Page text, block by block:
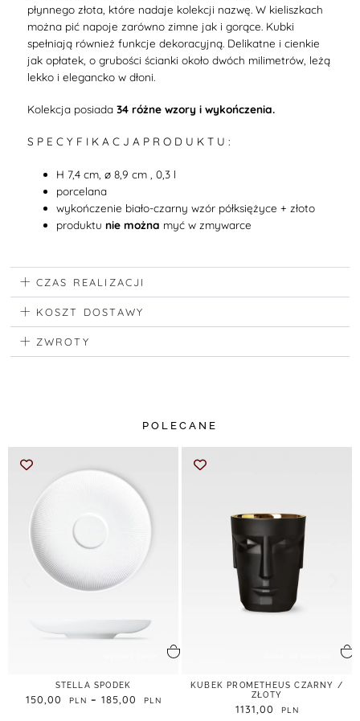
płynnego złota, które nadaje kolekcji nazwę. W kieliszkach
można pić napoje zarówno zimne jak i gorące. Kubki
spełniają również funkcje dekoracyjną. Delikatne i cienkie
jak opłatek, o grubości ścianki około dwóch milimetrów, leżą
lekko i elegancko w dłoni.
Kolekcja posiada 34 różne wzory i wykończenia.
S P E C Y F I K A C J A P R O D U K T U :
H 7,4 cm, ø 8,9 cm , 0,3 l
porcelana
wykończenie biało-czarny wzór półksiężyce + złoto
produktu nie można myć w zmywarce
CZAS REALIZACJI
KOSZT DOSTAWY
ZWROTY
POLECANE
STELLA SPODEK
150,00 – 185,00
KUBEK PROMETHEUS CZARNY /
ZŁOTY
1131,00